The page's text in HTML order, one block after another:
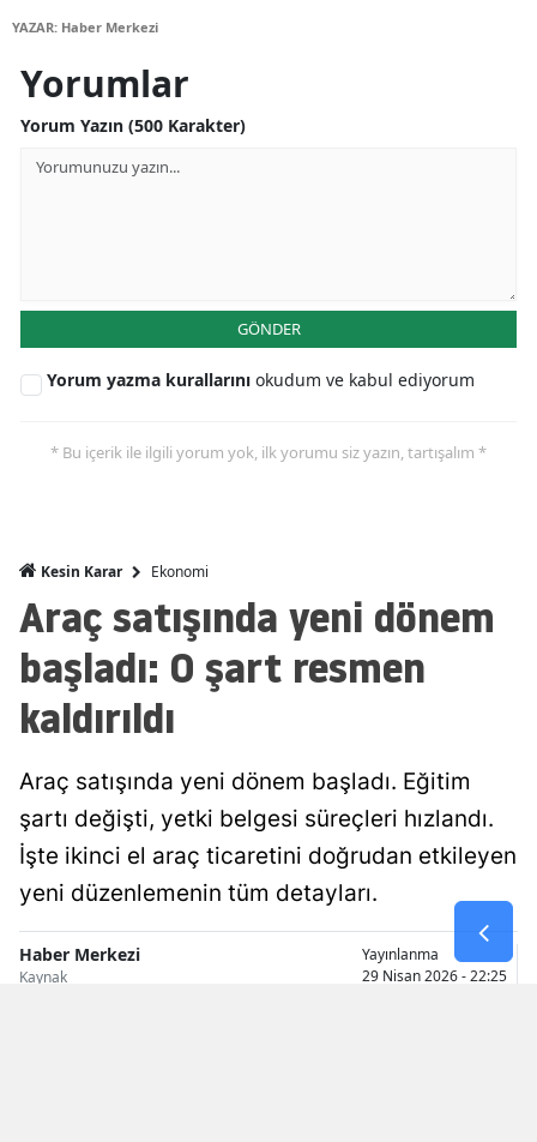
Kayseri
Kırklareli
Kırşehir
Manisa
Mardin
Muğla
Muş
Nevşehir
Niğde
YAZAR: Haber Merkezi
Yorumlar
Yorum Yazın (500 Karakter)
GÖNDER
Yorum yazma kurallarını okudum ve kabul ediyorum
* Bu içerik ile ilgili yorum yok, ilk yorumu siz yazın, tartışalım *
Kesin Karar Ekonomi
Araç satışında yeni dönem
başladı: O şart resmen
kaldırıldı
Araç satışında yeni dönem başladı. Eğitim
şartı değişti, yetki belgesi süreçleri hızlandı.
İşte ikinci el araç ticaretini doğrudan etkileyen
yeni düzenlemenin tüm detayları.
Haber Merkezi
Kaynak
Yayınlanma
29 Nisan 2026 - 22:25